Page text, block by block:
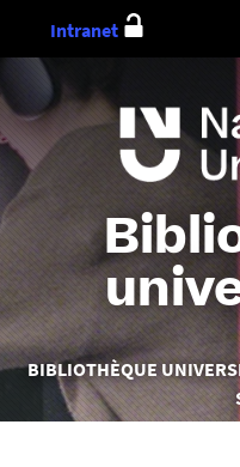
Vous
ici :
BIBLIOTHÈQUE
Intranet